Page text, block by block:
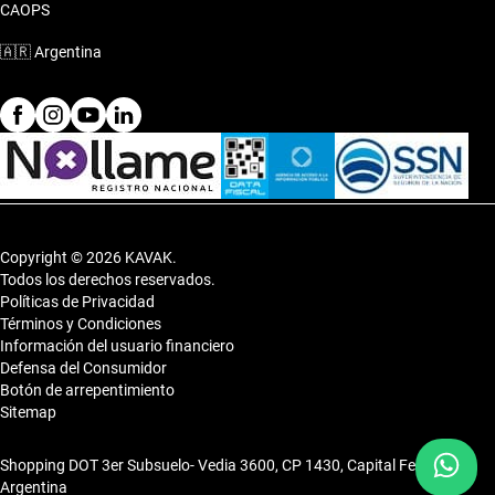
CAOPS
🇦🇷Argentina
Copyright © 2026 KAVAK.
Todos los derechos reservados.
Políticas de Privacidad
Términos y Condiciones
Información del usuario financiero
Defensa del Consumidor
Botón de arrepentimiento
Sitemap
Shopping DOT 3er Subsuelo- Vedia 3600, CP 1430, Capital Federal,
Argentina